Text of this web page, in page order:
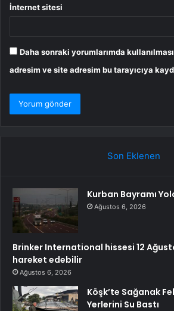
İnternet sitesi
Daha sonraki yorumlarımda
adresim ve site adresim bu tarayıcıya
Son Eklenen
Kurban Bayramı
Ağustos 6, 2026
Brinker International hissesi 12
hareket edebilir
Ağustos 6, 2026
Köşk’te Sağanak
Yerlerini Su Bastı